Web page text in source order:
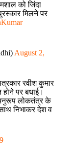
को जिंदा
मिलने पर
August 2,
रवीश कुमार
पर बधाई।
अनुरूप लोकतंत्र के
निभाकर देश व